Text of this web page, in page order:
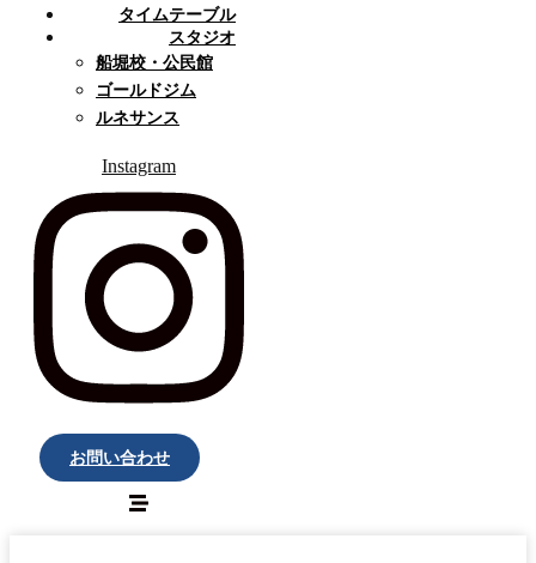
タイムテーブル
スタジオ
船堀校・公民館
ゴールドジム
ルネサンス
Instagram
お問い合わせ